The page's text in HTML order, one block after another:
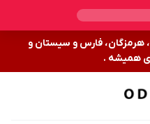
هرمزگان، فارس و سیستان و
همیشه .